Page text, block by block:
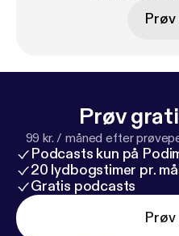
Prøv
99 kr. / måned efter
Podcasts kun på
20 lydbogstimer pr.
Gratis podcasts